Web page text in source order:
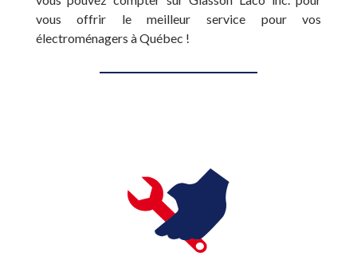
vous offrir le meilleur service pour vos
électroménagers à Québec !